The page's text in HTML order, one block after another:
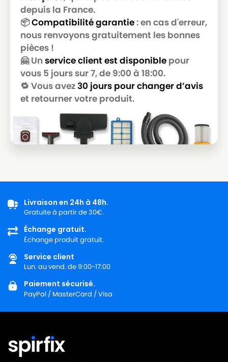
IPC
IPC NEVADA 215
IPC
IPC NEVADA 503
IPC
IPC
IPC NEVADA 515
IPC
IPC NEVADA 515HP
IPC
IPC NRG 1/30 CLEAN
IPC
IPC PANDA 215HP
IPC
IPC PANDA 215HPC
IPC
IPC PANDA 515HP
IPC
IPC PLAY STEEL 515
IPC
IPC PLAY YES 515
IPC
IPC
IPC RN 103
IPC
IPC RN 315
IPC
depuis la France.
📦Compatibilité garantie: en cas d'erreur,
nous renvoyons gratuitement les bonnes
pièces !
🤗 Un service client est disponible pour
vous 5 jours sur 7, de 9:00 à 18:00.
🔁 Vous avez30 jours pour changer d’avis
et retourner votre produit.
Livraison en 24h à 48h.
Gratuite à partir de 30€.
Échange gratuit.
Échange produit gratuit.
Service client
Lun. au vend. de 9:00-17:00
Paiement sécurisé.
PayPal / MasterCard / Visa